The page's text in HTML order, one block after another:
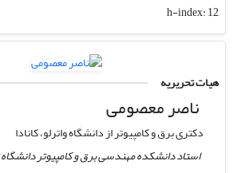
h-index:12
هیات تحریریه
ناصر معصومی
دکتری برق و کامپیوتر از دانشگاه واترلو، کانادا
استاد دانشکده مهندسی برق و کامپیوتر